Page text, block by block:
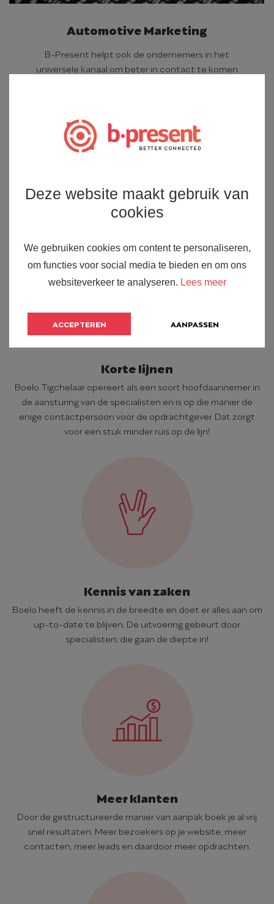
Deze website maakt gebruik van
cookies
We gebruiken cookies om content te personaliseren,
om functies voor social media te bieden en om ons
websiteverkeer te analyseren. Lees meer
ACCEPTEREN AANPASSEN
Automotive Marketing
B-Present helpt ook de ondernemers in het
universele kanaal om beter in contact te komen
Resultaat
marketing, communicatie en een
beter en blijvend bedrijfsresultaat.
Korte lijnen
Boelo Tigchelaar opereert als een soort hoofdaannemer in
de aansturing van de specialisten en is op die manier de
enige contactpersoon voor de opdrachtgever. Dat zorgt
voor een stuk minder ruis op de lijn!
Kennis van zaken
Boelo heeft de kennis in de breedte en doet er alles aan om
up-to-date te blijven. De uitvoering gebeurt door
specialisten; die gaan de diepte in!
Meer klanten
Door de gestructureerde manier van aanpak boek je al vrij
snel resultaten. Meer bezoekers op je website, meer
contacten, meer leads en daardoor meer opdrachten.